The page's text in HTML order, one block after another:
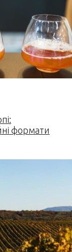
формати